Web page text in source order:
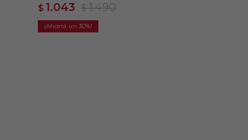
$ 1.043 $ 1.490
30